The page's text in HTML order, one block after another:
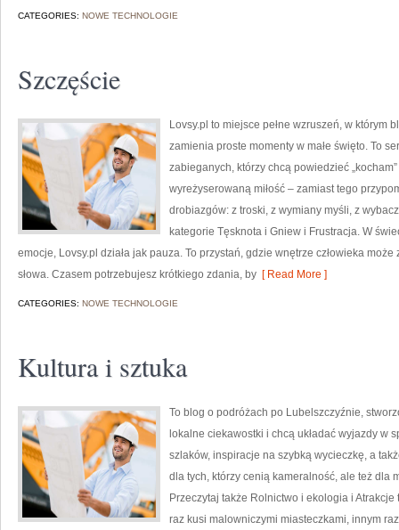
CATEGORIES: NOWE TECHNOLOGIE
Szczęście
Lovsy.pl to miejsce pełne wzruszeń, w którym
zamienia proste momenty w małe święto. To
zabieganych, którzy chcą powiedzieć
wyreżyserowaną miłość – zamiast tego
drobiazgów: z troski, z wymiany myśli, z
kategorie Tęsknota i Gniew i Frustracja. W
emocje, Lovsy.pl działa jak pauza. To przystań, gdzie wnętrze człowieka
słowa. Czasem potrzebujesz krótkiego zdania, by [ Read More ]
CATEGORIES: NOWE TECHNOLOGIE
Kultura i sztuka
To blog o podróżach po Lubelszczyźnie,
lokalne ciekawostki i chcą układać wyjazdy w
szlaków, inspiracje na szybką wycieczkę, a
dla tych, którzy cenią kameralność, ale też dla
Przeczytaj także Rolnictwo i ekologia i
raz kusi malowniczymi miasteczkami, innym